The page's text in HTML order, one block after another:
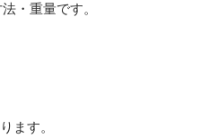
・重量です。
ます。